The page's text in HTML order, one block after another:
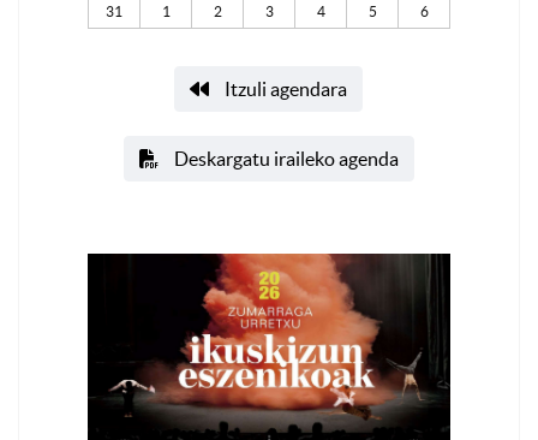
31 1 2 3 4 5 6
Itzuli agendara
Deskargatu iraileko agenda